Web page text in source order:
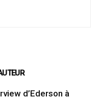
d’Ederson à